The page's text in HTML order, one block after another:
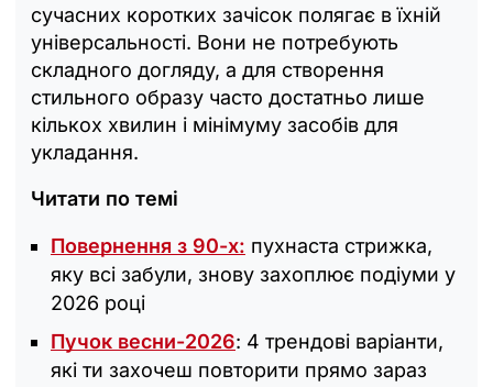
сучасних коротких зачісок полягає в їхній
універсальності. Вони не потребують
складного догляду, а для створення
стильного образу часто достатньо лише
кількох хвилин і мінімуму засобів для
укладання.
Читати по темі
Повернення з 90-х: пухнаста стрижка,
яку всі забули, знову захоплює подіуми у
2026 році
Пучок весни-2026: 4 трендові варіанти,
які ти захочеш повторити прямо зараз